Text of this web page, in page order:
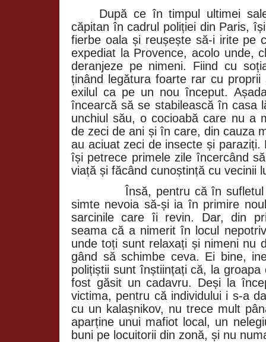
După ce în timpul ultimei
căpitan în cadrul poliției din Paris,
fierbe oala și reușește să-i irite pe
expediat la Provence, acolo unde,
deranjeze pe nimeni. Fiind cu
ținând legătura foarte rar cu
exilul ca pe un nou început.
încearcă să se stabilească în casa
unchiul său, o cocioabă care nu a
de zeci de ani și în care, din cauza
au aciuat zeci de insecte și
își petrece primele zile încercând
viață și făcând cunoștință cu vecinii
Însă, pentru că în
simte nevoia să-și ia în primire
sarcinile care îi revin. Dar, din
seama că a nimerit în locul
unde toți sunt relaxați și nimeni nu
gând să schimbe ceva. Ei bine,
polițiștii sunt înștiințați că, la
fost găsit un cadavru. Deși la
victima, pentru că individului i s-a
cu un kalașnikov, nu trece mult
aparține unui mafiot local, un
buni pe locuitorii din zonă, și nu